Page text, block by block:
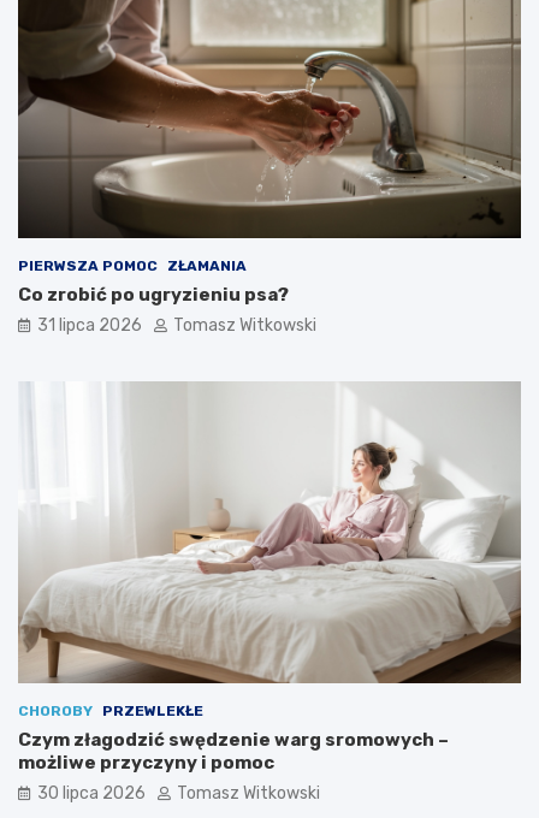
PIERWSZA POMOC ZŁAMANIA
Co zrobić po ugryzieniu psa?
31 lipca 2026 Tomasz Witkowski
CHOROBY PRZEWLEKŁE
Czym złagodzić swędzenie warg sromowych –
możliwe przyczyny i pomoc
30 lipca 2026 Tomasz Witkowski